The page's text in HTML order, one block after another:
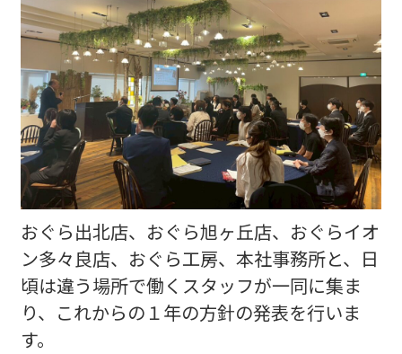
おぐら出北店、おぐら旭ヶ丘店、おぐらイオ
ン多々良店、おぐら工房、本社事務所と、日
頃は違う場所で働くスタッフが一同に集ま
り、これからの１年の方針の発表を行いま
す。